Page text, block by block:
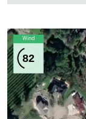
Wind
82